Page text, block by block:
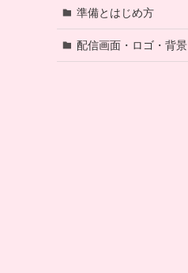
準備とはじめ方
配信画面・ロゴ・背景